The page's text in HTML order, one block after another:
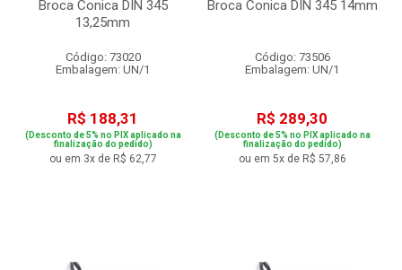
Broca Conica DIN 345
13,25mm
Código: 73020
Embalagem: UN/1
R$ 188,31
(Desconto de 5% no PIX aplicado na
finalização do pedido)
ou em 3x de R$ 62,77
Broca Conica DIN 345 14mm
Código: 73506
Embalagem: UN/1
R$ 289,30
(Desconto de 5% no PIX aplicado na
finalização do pedido)
ou em 5x de R$ 57,86